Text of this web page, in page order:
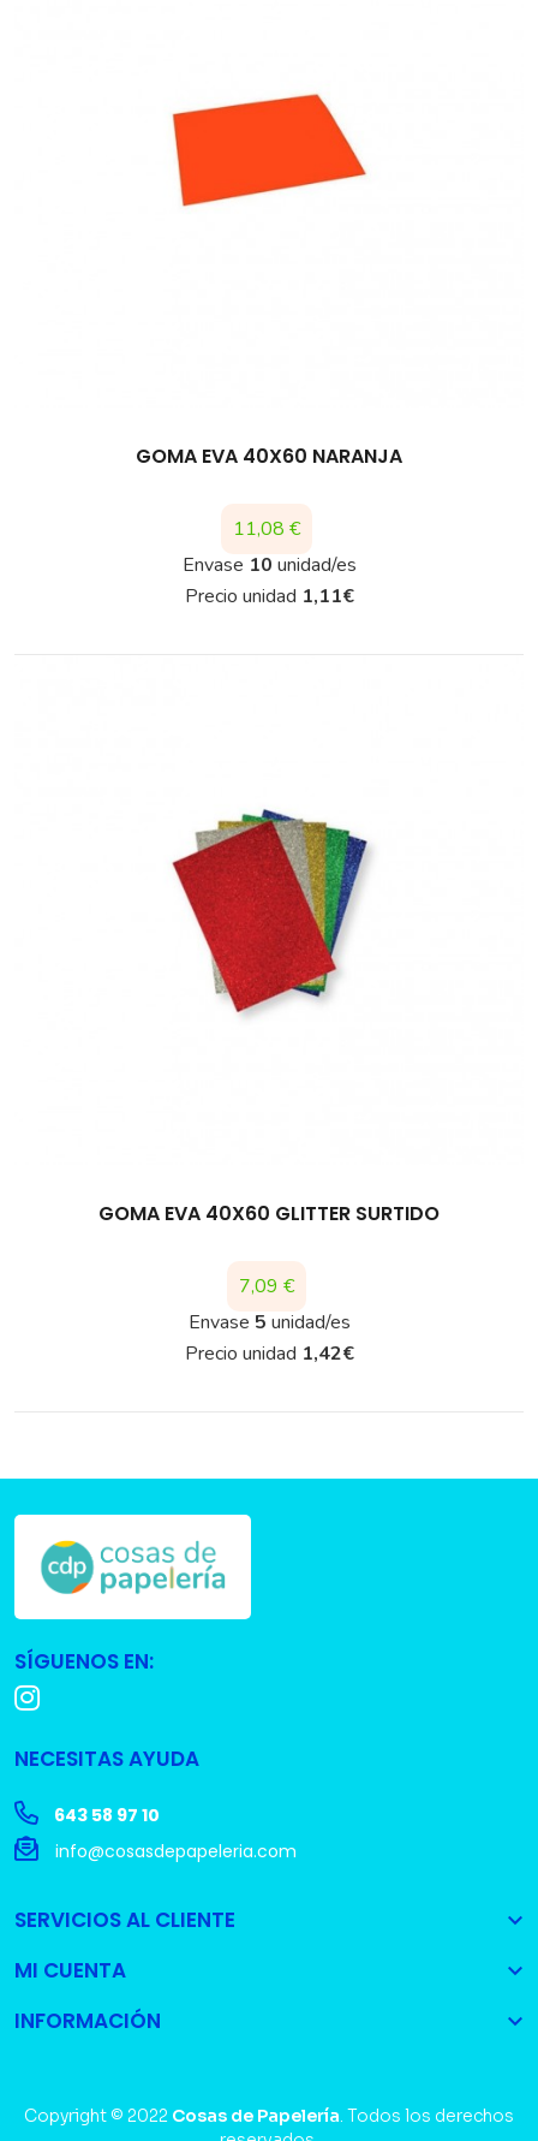
GOMA EVA 40X60 NARANJA
Precio
11,08 €
Envase 10 unidad/es
Precio unidad 1,11€
GOMA EVA 40X60 GLITTER SURTIDO
Precio
7,09 €
Envase 5 unidad/es
Precio unidad 1,42€
SÍGUENOS EN:
NECESITAS AYUDA
643 58 97 10
info@cosasdepapeleria.com
SERVICIOS AL CLIENTE

MI CUENTA

INFORMACIÓN

Copyright © 2022 Cosas de Papelería. Todos los derechos